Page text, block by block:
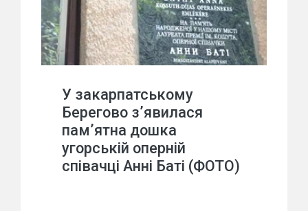
У закарпатському
Берегово з’явилася
пам’ятна дошка
угорській оперній
співачці Анні Баті (ФОТО)